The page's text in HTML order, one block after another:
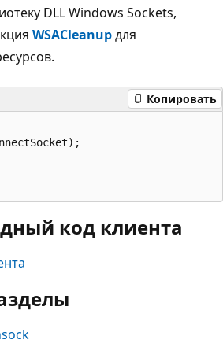
DLL Windows Sockets,
WSACleanupдля
Копировать
код клиента